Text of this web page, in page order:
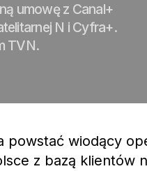
umowę z Canal+
N i Cyfra+.
TVN.
powstać wiodący
z bazą klientów